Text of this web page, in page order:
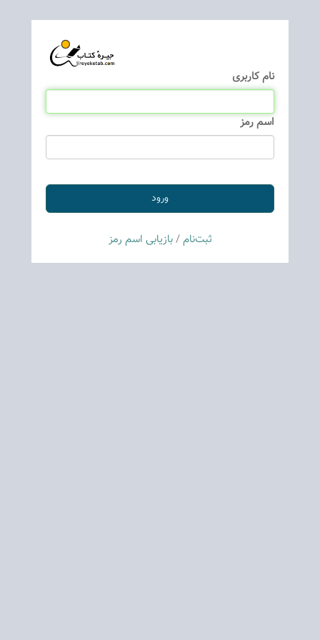
نام كاربری
اسم رمز
ثبت‌نام/بازیابی اسم رمز